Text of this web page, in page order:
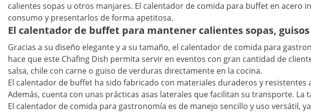
calientes sopas u otros manjares. El calentador de comida para buffet en
consumo y presentarlos de forma apetitosa.
El calentador de buffet para mantener calientes sopas,
Gracias a su diseño elegante y a su tamaño, el calentador de comida para
hace que este Chafing Dish permita servir en eventos con gran cantidad de
salsa, chile con carne o guiso de verduras directamente en la cocina.
El calentador de buffet ha sido fabricado con materiales duraderos y
Además, cuenta con unas prácticas asas laterales que facilitan su transporte.
El calentador de comida para gastronomía es de manejo sencillo y uso versátil,